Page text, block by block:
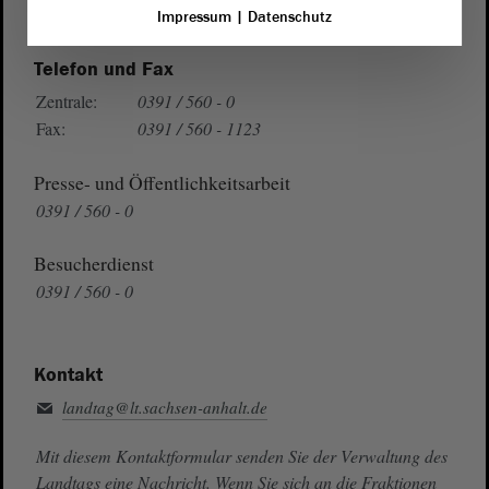
Auf Google Maps
Telefon und Fax
Zentrale:
0391 / 560 - 0
Fax:
0391 / 560 - 1123
Presse- und Öffentlichkeitsarbeit
0391 / 560 - 0
Besucherdienst
0391 / 560 - 0
Kontakt
landtag@lt.sachsen-anhalt.de
Mit diesem Kontaktformular senden Sie der Verwaltung des
Landtags eine Nachricht. Wenn Sie sich an die Fraktionen
Impressum| Datenschutz